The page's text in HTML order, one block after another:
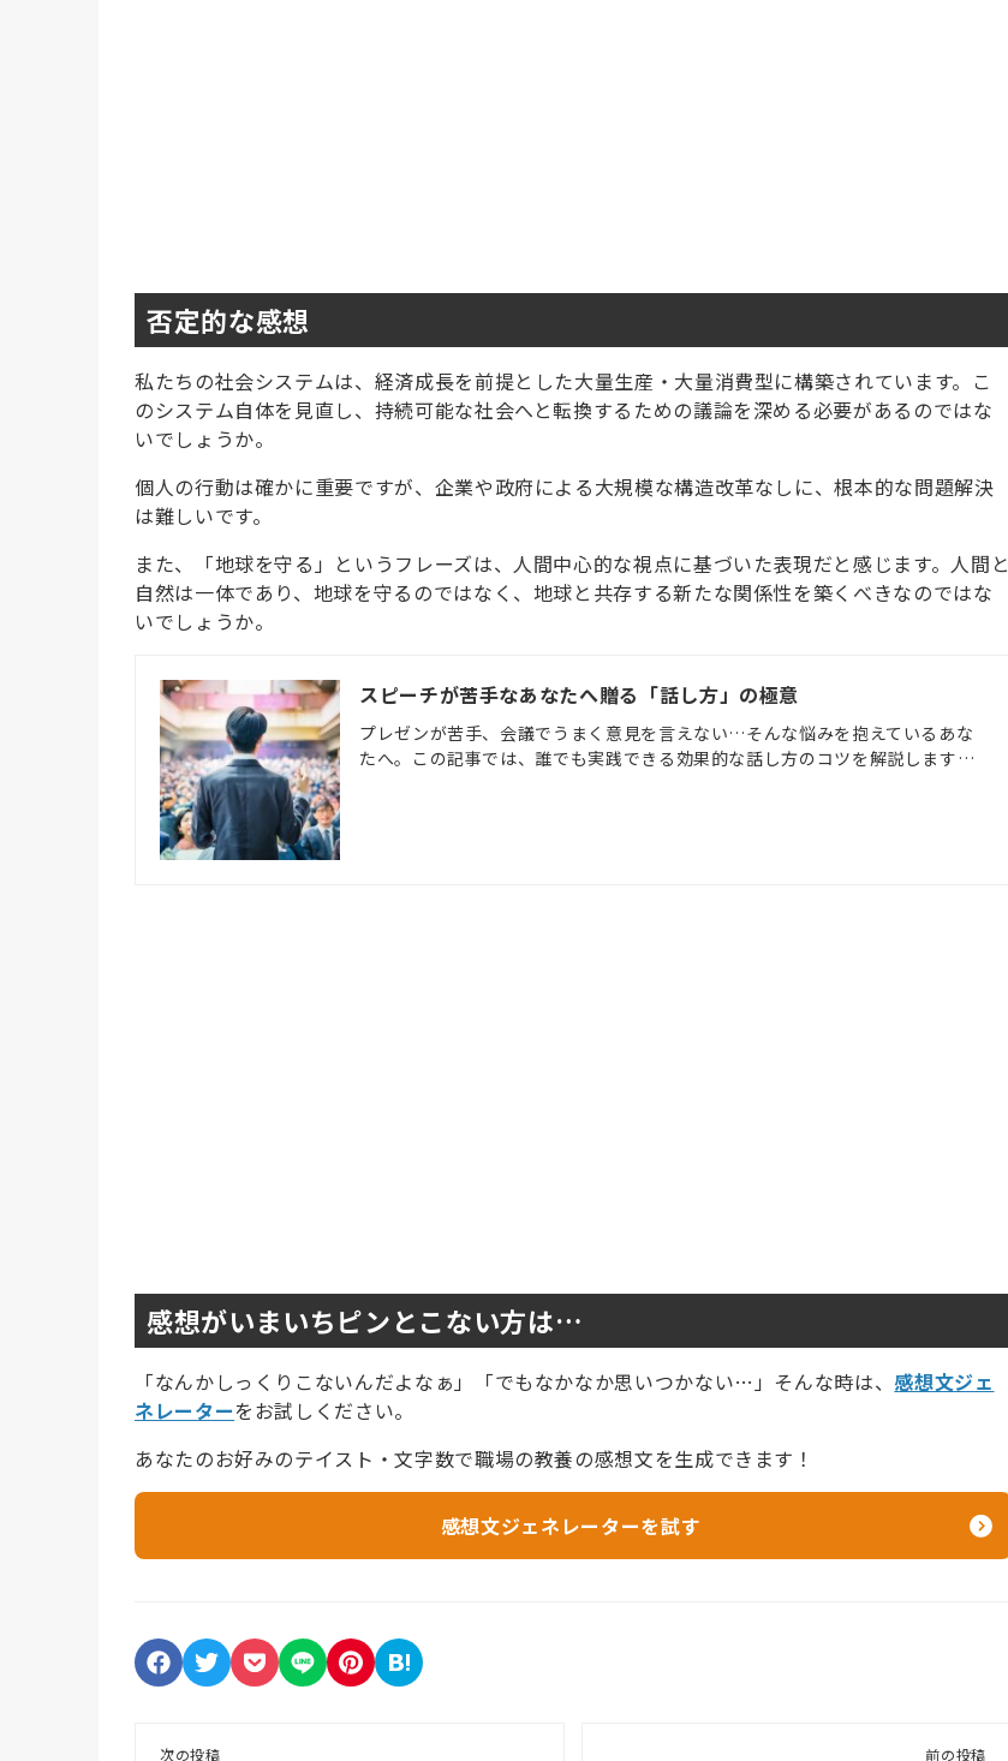
否定的な感想
私たちの社会システムは、経済成長を前提とした大量生産・大量消費型に構築されています。こ
のシステム自体を見直し、持続可能な社会へと転換するための議論を深める必要があるのではな
いでしょうか。
個人の行動は確かに重要ですが、企業や政府による大規模な構造改革なしに、根本的な問題解決
は難しいです。
また、「地球を守る」というフレーズは、人間中心的な視点に基づいた表現だと感じます。人間と
自然は一体であり、地球を守るのではなく、地球と共存する新たな関係性を築くべきなのではな
いでしょうか。
スピーチが苦手なあなたへ贈る「話し方」の極意
プレゼンが苦手、会議でうまく意見を言えない…そんな悩みを抱えているあな
たへ。この記事では、誰でも実践できる効果的な話し方のコツを解説します…
感想がいまいちピンとこない方は…
「なんかしっくりこないんだよなぁ」「でもなかなか思いつかない…」そんな時は、感想文ジェ
ネレーターをお試しください。
あなたのお好みのテイスト・文字数で職場の教養の感想文を生成できます！
感想文ジェネレーターを試す
次の投稿 前の投稿